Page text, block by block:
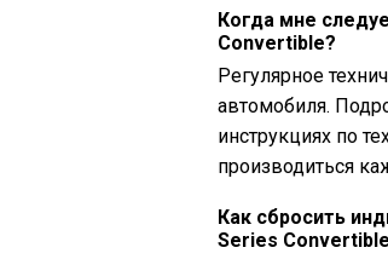
Когда мне
Convertible?
Регулярное
автомобиля.
инструкциях по
производиться
Как сбросить
Series